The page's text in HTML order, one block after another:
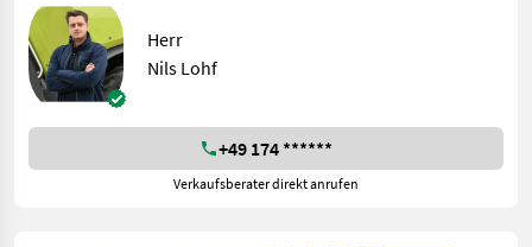
Herr
Nils Lohf
+49 174 ******
Verkaufsberater direkt anrufen